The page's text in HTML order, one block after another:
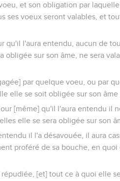
et son obligation par
ses voeux seront valables, et
qu'il l'aura entendu, aucun de
obligée sur son âme, ne sera
par quelque voeu, ou par
elle se soit obligée sur son âme
[même] qu'il l'aura entendu il
elle se sera obligée sur son
il l'a désavouée, il aura
proféré de sa bouche, en
[et] tout ce à quoi elle